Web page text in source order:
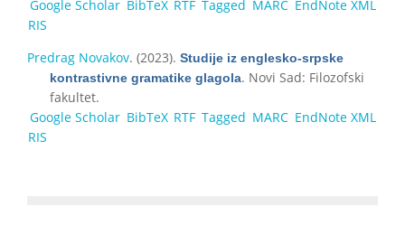
Google Scholar BibTeX RTF Tagged MARC EndNote XML
RIS
Predrag Novakov. (2023). Studije iz englesko-srpske
kontrastivne gramatike glagola. Novi Sad: Filozofski
fakultet.
Google Scholar BibTeX RTF Tagged MARC EndNote XML
RIS